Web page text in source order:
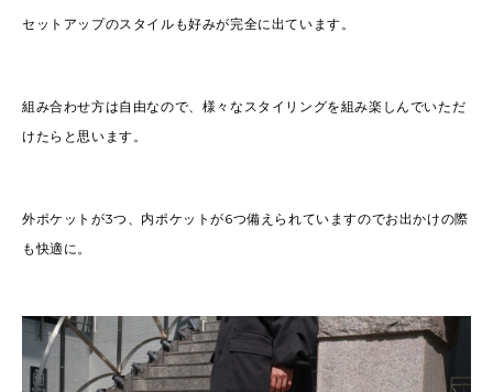
セットアップのスタイルも好みが完全に出ています。
組み合わせ方は自由なので、様々なスタイリングを組み楽しんでいただ
けたらと思います。
外ポケットが3つ、内ポケットが6つ備えられていますのでお出かけの際
も快適に。